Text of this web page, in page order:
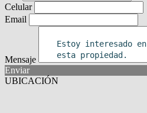
Celular
Email
Mensaje
Enviar
UBICACIÓN